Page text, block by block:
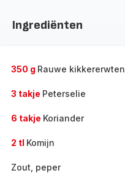
Ingrediënten
350 g Rauwe kikkererwten
3 takje Peterselie
6 takje Koriander
2 tl Komijn
Zout, peper